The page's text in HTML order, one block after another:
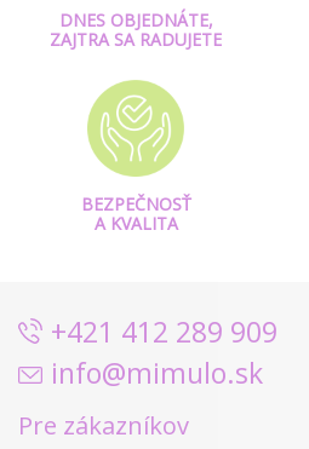
DNES OBJEDNÁTE,
ZAJTRA SA RADUJETE
BEZPEČNOSŤ
A KVALITA
+421 412 289 909
info@mimulo.sk
Pre zákazníkov